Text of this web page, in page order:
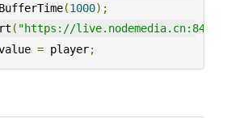
(1000);
( "https://
= player;